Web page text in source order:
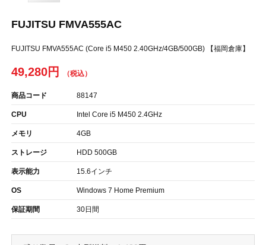
FUJITSU FMVA555AC
FUJITSU FMVA555AC (Core i5 M450 2.40GHz/4GB/500GB) 【福岡倉庫】
49,280円
商品コード 88147
CPU Intel Core i5 M450 2.4GHz
メモリ 4GB
ストレージ HDD 500GB
表示能力 15.6インチ
OS Windows 7 Home Premium
保証期間 30日間